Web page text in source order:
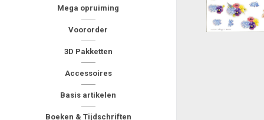
Mega opruiming
Voororder
3D Pakketten
Accessoires
Basis artikelen
Boeken & Tijdschriften